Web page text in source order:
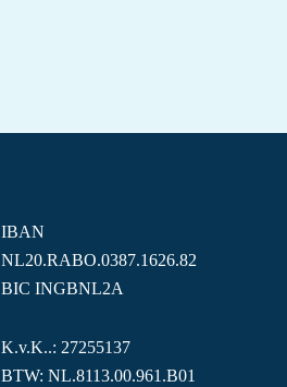
IBAN
NL20.RABO.0387.1626.82
BIC INGBNL2A
K.v.K..: 27255137
BTW: NL.8113.00.961.B01